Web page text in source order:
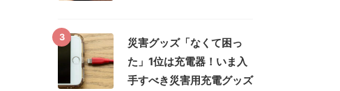
3
災害グッズ「なくて困っ
た」1位は充電器！いま入
手すべき災害用充電グッズ